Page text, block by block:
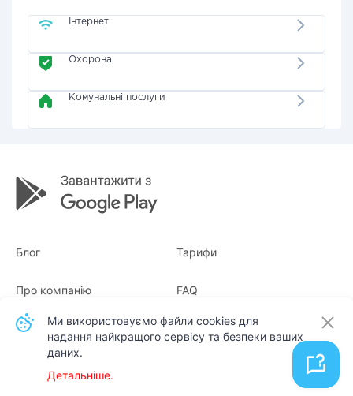
Інтернет
Охорона
Комунальні послуги
Блог Тарифи
Про компанію
Квитанції
FAQ
Для бізнесу
Ми використовуємо файли cookies для
надання найкращого сервісу та безпеки ваших
даних.
Детальніше.